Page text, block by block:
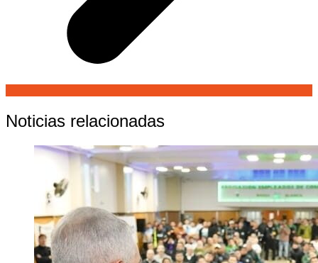
Noticias relacionadas